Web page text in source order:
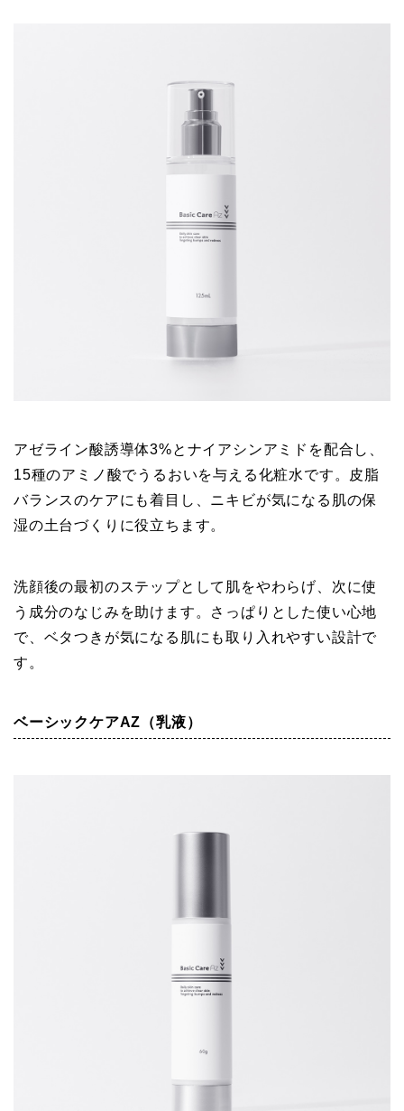
アゼライン酸誘導体3%とナイアシンアミドを配合し、
15種のアミノ酸でうるおいを与える化粧水です。皮脂
バランスのケアにも着目し、ニキビが気になる肌の保
湿の土台づくりに役立ちます。
洗顔後の最初のステップとして肌をやわらげ、次に使
う成分のなじみを助けます。さっぱりとした使い心地
で、ベタつきが気になる肌にも取り入れやすい設計で
す。
ベーシックケアAZ（乳液）